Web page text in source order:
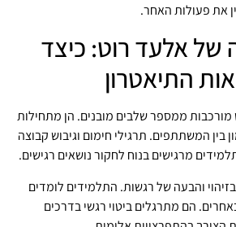
את פעולות האחר.
של אלעד רוט: כיצד
התיאטרון
ממספר שלבים מובנים. הן מתחילות
בין המשתתפים. תרגילי חימום וגיבוש קבוצה
מרגישים בנוח לחקור נושאים רגישים.
והבעה של רגשות. התלמידים לומדים
הם מתרגלים ביטוי רגשי בדרכים